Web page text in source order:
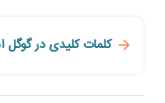
کلمات کلیدی در گوگل